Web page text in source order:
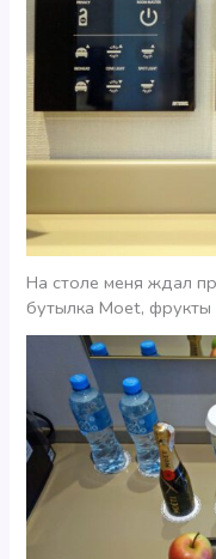
На столе меня ждал
бутылка Moet, фрукты